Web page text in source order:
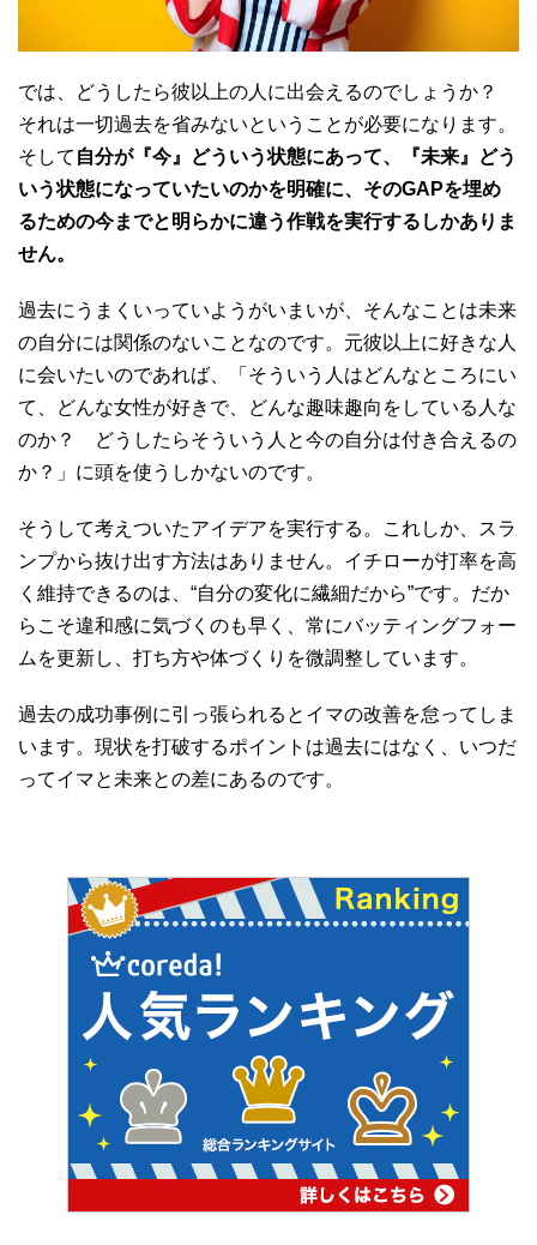
では、どうしたら彼以上の人に出会えるのでしょうか？
それは一切過去を省みないということが必要になります。
そして 自分が『今』どういう状態にあって、『未来』どう
いう状態になっていたいのかを明確に、そのGAPを埋め
るための今までと明らかに違う作戦を実行するしかありま
せん。
過去にうまくいっていようがいまいが、そんなことは未来
の自分には関係のないことなのです。元彼以上に好きな人
に会いたいのであれば、「そういう人はどんなところにい
て、どんな女性が好きで、どんな趣味趣向をしている人な
のか？ どうしたらそういう人と今の自分は付き合えるの
か？」に頭を使うしかないのです。
そうして考えついたアイデアを実行する。これしか、スラ
ンプから抜け出す方法はありません。イチローが打率を高
く維持できるのは、“自分の変化に繊細だから”です。だか
らこそ違和感に気づくのも早く、常にバッティングフォー
ムを更新し、打ち方や体づくりを微調整しています。
過去の成功事例に引っ張られるとイマの改善を怠ってしま
います。現状を打破するポイントは過去にはなく、いつだ
ってイマと未来との差にあるのです。